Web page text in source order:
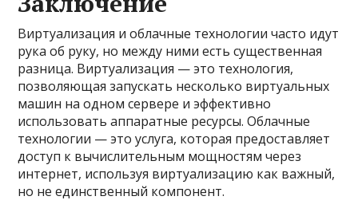
Виртуализация и облачные технологии часто идут
рука об руку, но между ними есть существенная
разница. Виртуализация — это технология,
позволяющая запускать несколько виртуальных
машин на одном сервере и эффективно
использовать аппаратные ресурсы. Облачные
технологии — это услуга, которая предоставляет
доступ к вычислительным мощностям через
интернет, используя виртуализацию как важный,
но не единственный компонент.